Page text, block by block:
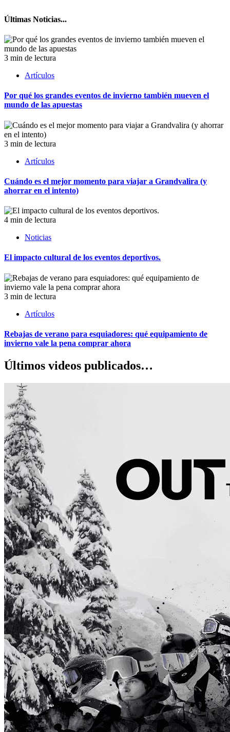
Últimas Noticias...
3 min de lectura
Artículos
Por qué los grandes eventos de invierno también mueven el
mundo de las apuestas
3 min de lectura
Artículos
Cuándo es el mejor momento para viajar a Grandvalira (y
ahorrar en el intento)
4 min de lectura
Noticias
El impacto cultural de los eventos deportivos.
3 min de lectura
Artículos
Rebajas de verano para esquiadores: qué equipamiento de
invierno vale la pena comprar ahora
Últimos videos publicados…